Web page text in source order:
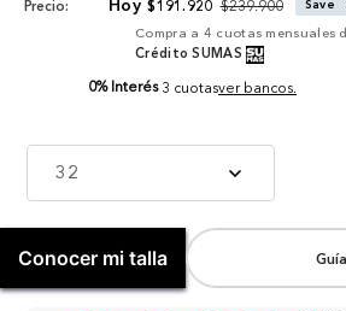
Precio: $191. 920 $239.900 Save
Compra a 4 cuotas mensuales
Crédito SUMAS
0% Interés 3 cuotasver bancos.
32
Conocer mi talla